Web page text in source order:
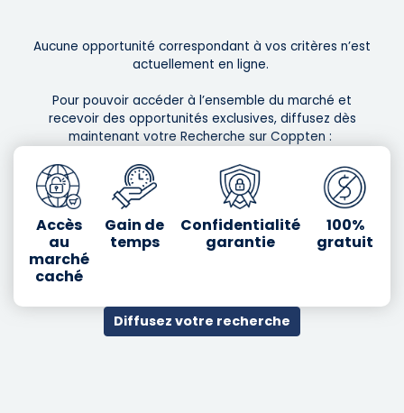
Aucune opportunité correspondant à vos critères n’est
actuellement en ligne. ​
Pour pouvoir accéder à l’ensemble du marché et
recevoir des opportunités exclusives, diffusez dès
maintenant votre Recherche sur Coppten : ​
Accès
au
marché
caché
Gain de
temps
Confidentialité
garantie
100%
gratuit
Diffusez votre recherche